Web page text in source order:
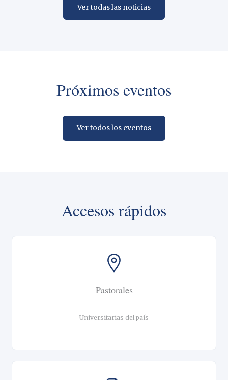
Ver todas las noticias
Próximos eventos
Ver todos los eventos
Accesos rápidos
Pastorales
Universitarias del país